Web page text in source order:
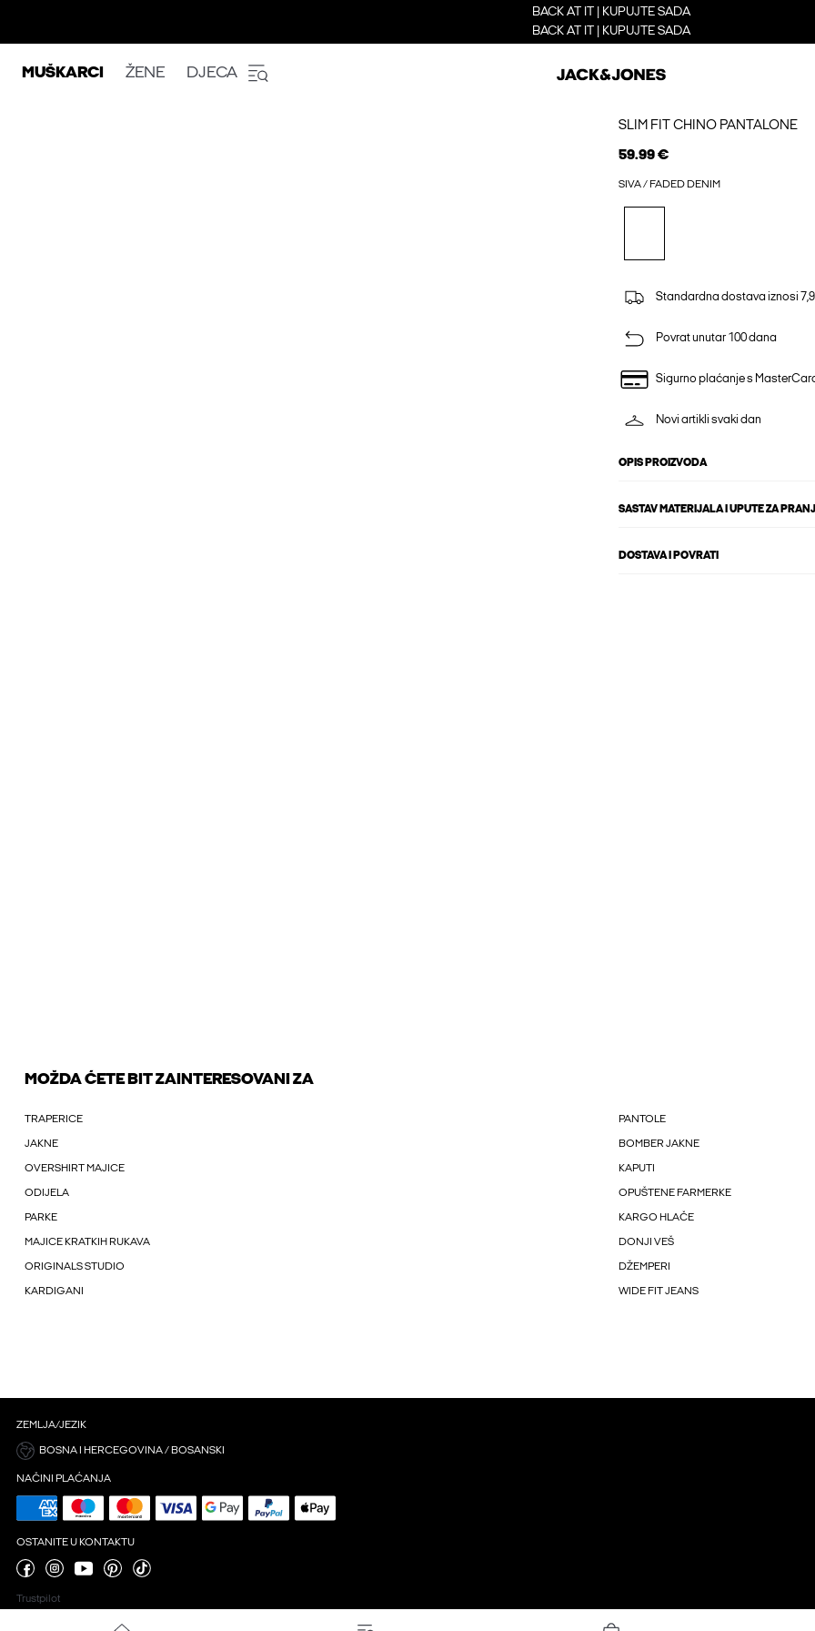
BACK AT IT | KUPUJTE SADA
BACK AT IT | KUPUJTE SADA
MUŠKARCI ŽENE DJECA
SLIM FIT CHINO PANTALONE
59.99 €
SIVA / FADED DENIM
Standardna dostava iznosi
Povrat unutar 100 dana
Sigurno plaćanje s
Novi artikli svaki dan
OPIS PROIZVODA
SASTAV MATERIJALA I UPUTE ZA
DOSTAVA I POVRATI
MOŽDA ĆETE BIT ZAINTERESOVANI ZA
TRAPERICE PANTOLE
JAKNE BOMBER JAKNE
OVERSHIRT MAJICE KAPUTI
ODIJELA OPUŠTENE FARMERKE
PARKE KARGO HLAČE
MAJICE KRATKIH RUKAVA DONJI VEŠ
ORIGINALS STUDIO DŽEMPERI
KARDIGANI WIDE FIT JEANS
ZEMLJA/JEZIK
BOSNA I HERCEGOVINA / BOSANSKI
NAČINI PLAĆANJA
OSTANITE U KONTAKTU
Trustpilot